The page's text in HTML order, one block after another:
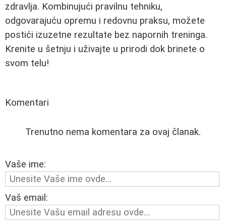
zdravlja. Kombinujući pravilnu tehniku,
odgovarajuću opremu i redovnu praksu, možete
postići izuzetne rezultate bez napornih treninga.
Krenite u šetnju i uživajte u prirodi dok brinete o
svom telu!
Komentari
Trenutno nema komentara za ovaj članak.
Vaše ime:
Vaš email: